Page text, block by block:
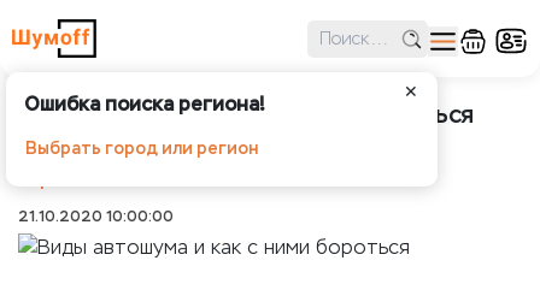
✕
Ошибка поиска региона!
Выбрать город или регион
Виды автошума и как с ними бороться
Шумоff Статьи
Виды автошума и как с ними
21.10.2020 10:00:00